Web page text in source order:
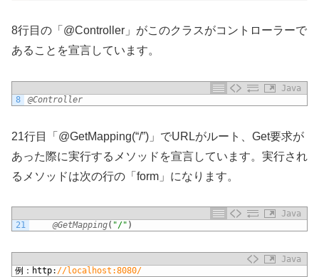
8行目の「@Controller」がこのクラスがコントローラーで
あることを宣言しています。
Java
8
@Controller
21行目「@GetMapping(“/”)」でURLがルート、Get要求が
あった際に実行するメソッドを宣言しています。実行され
るメソッドは次の行の「form」になります。
Java
21
@GetMapping( "/" )
Java
例： http: //localhost:8080/